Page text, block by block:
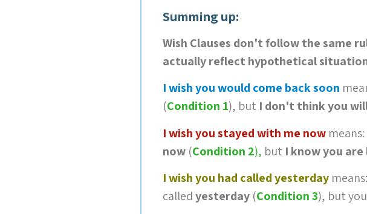
Summing up:
Wish Clauses don't follow the same
actually reflect hypothetical
I wish you would come back soon
(Condition 1), but I don't think you
I wish you stayed with me now
now(Condition 2), but I know you are
I wish you had called yesterday
calledyesterday(Condition 3), but